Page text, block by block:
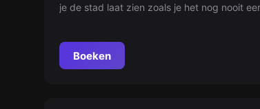
je de stad laat zien zoals je het nog nooit
Boeken